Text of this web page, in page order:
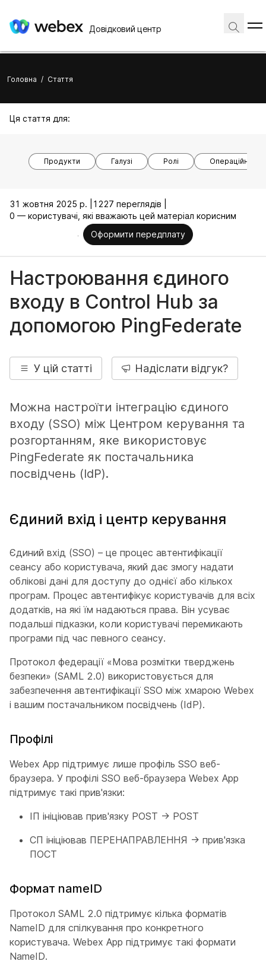
Довідковий центр
Головна / Стаття
Ця стаття для:
Продукти Галузі Ролі Операційні
31 жовтня 2025 р. |
1227 переглядів |
0 — користувачі, які вважають цей матеріал корисним
Оформити передплату
Настроювання єдиного
входу в Control Hub за
допомогою PingFederate
У цій статті Надіслати відгук?
Можна настроїти інтеграцію єдиного
входу (SSO) між Центром керування та
розгортанням, яке використовує
PingFederate як постачальника
посвідчень (IdP).
Єдиний вхід і центр керування
Єдиний вхід (SSO) – це процес автентифікації
сеансу або користувача, який дає змогу надати
облікові дані для доступу до однієї або кількох
програм. Процес автентифікує користувачів для всіх
додатків, на які їм надаються права. Він усуває
подальші підказки, коли користувачі перемикають
програми під час певного сеансу.
Протокол федерації «Мова розмітки тверджень
безпеки» (SAML 2.0) використовується для
забезпечення автентифікації SSO між хмарою Webex
і вашим постачальником посвідчень (IdP).
Профілі
Webex App підтримує лише профіль SSO веб-
браузера. У профілі SSO веб-браузера Webex App
підтримує такі прив'язки:
ІП ініціював прив'язку POST -> POST
СП ініціював ПЕРЕНАПРАВЛЕННЯ -> прив'язка
ПОСТ
Формат nameID
Протокол SAML 2.0 підтримує кілька форматів
NameID для спілкування про конкретного
користувача. Webex App підтримує такі формати
NameID.